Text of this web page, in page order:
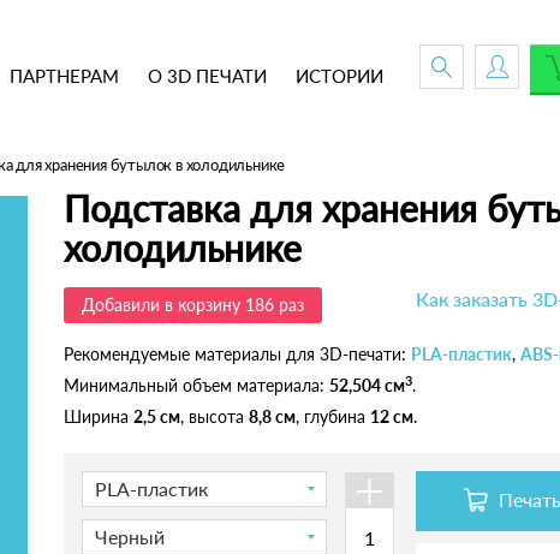
ПАРТНЕРАМ О 3D ПЕЧАТИ ИСТОРИИ
для хранения бутылок в холодильнике
Подставка для хранения
холодильнике
Добавили в корзину 186 раз Как заказать
Рекомендуемые материалы для 3D-печати: PLA-пластик,
Минимальный объем материала: 52,504 см3.
Ширина 2,5 см, высота 8,8 см, глубина 12 см.
PLA-пластик
Черный
+